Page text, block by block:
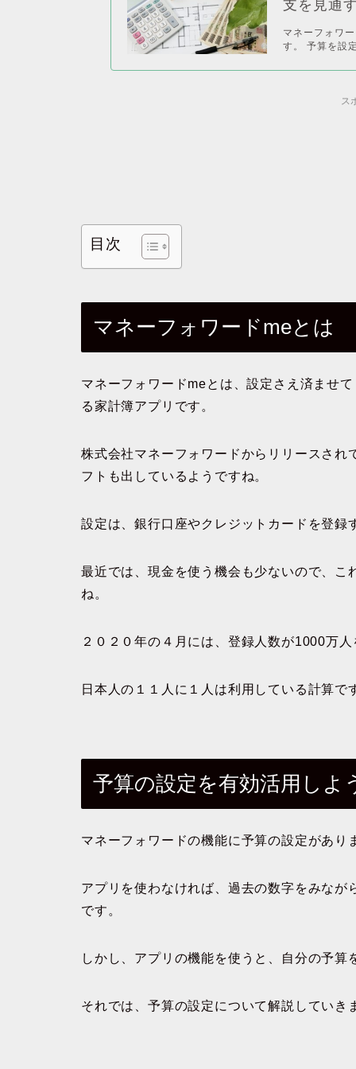
支を見通
マネーフォワ
す。 予算を設
ス
目次
マネーフォワードmeとは
マネーフォワードmeとは、設定さえ済ませ
る家計簿アプリです。
株式会社マネーフォワードからリリースさ
フトも出しているようですね。
設定は、銀行口座やクレジットカードを登録
最近では、現金を使う機会も少ないので、
ね。
２０２０年の４月には、登録人数が1000万
日本人の１１人に１人は利用している計算で
予算の設定を有効活用しよ
マネーフォワードの機能に予算の設定があり
アプリを使わなければ、過去の数字をみな
です。
しかし、アプリの機能を使うと、自分の予
それでは、予算の設定について解説していき